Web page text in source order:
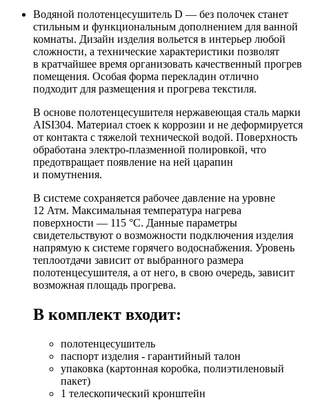
Водяной полотенцесушитель D — без полочек станет
стильным и функциональным дополнением для ванной
комнаты. Дизайн изделия вольется в интерьер любой
сложности, а технические характеристики позволят
в кратчайшее время организовать качественный прогрев
помещения. Особая форма перекладин отлично
подходит для размещения и прогрева текстиля.
В основе полотенцесушителя нержавеющая сталь марки
AISI304. Материал стоек к коррозии и не деформируется
от контакта с тяжелой технической водой. Поверхность
обработана электро-плазменной полировкой, что
предотвращает появление на ней царапин
и помутнения.
В системе сохраняется рабочее давление на уровне
12 Атм. Максимальная температура нагрева
поверхности — 115 °C. Данные параметры
свидетельствуют о возможности подключения изделия
напрямую к системе горячего водоснабжения. Уровень
теплоотдачи зависит от выбранного размера
полотенцесушителя, а от него, в свою очередь, зависит
возможная площадь прогрева.
В комплект входит:
полотенцесушитель
паспорт изделия - гарантийный талон
упаковка (картонная коробка, полиэтиленовый
пакет)
1 телескопический кронштейн